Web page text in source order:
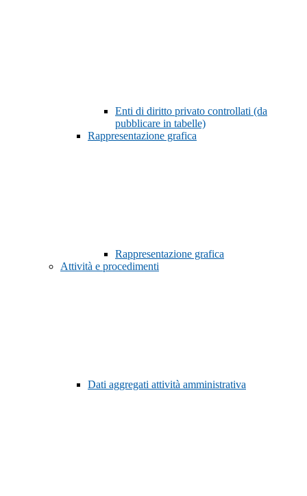
Enti di diritto privato controllati (da
pubblicare in tabelle)
Rappresentazione grafica
Rappresentazione grafica
Attività e procedimenti
Dati aggregati attività amministrativa